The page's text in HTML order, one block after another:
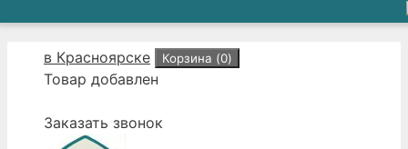
Перейтив Красноярске Корзина (0)
Товар добавлен
Заказать звонок